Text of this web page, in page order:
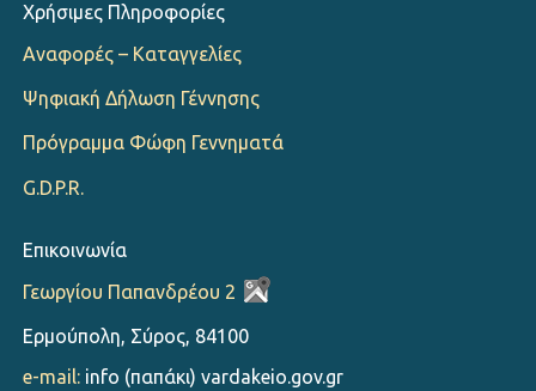
Χρήσιμες Πληροφορίες
Αναφορές – Καταγγελίες
Ψηφιακή Δήλωση Γέννησης
Πρόγραμμα Φώφη Γεννηματά
G.D.P.R.
Επικοινωνία
Γεωργίου Παπανδρέου 2
Ερμούπολη, Σύρος, 84100
e-mail:info (παπάκι) vardakeio.gov.gr